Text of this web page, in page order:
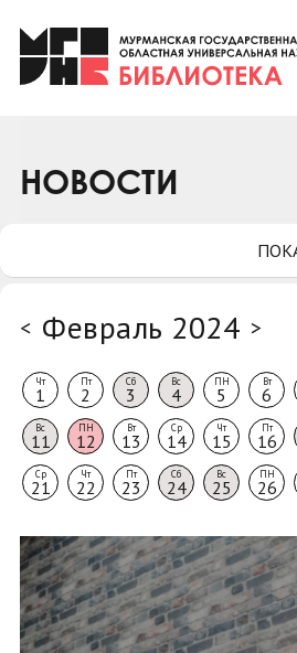
Клуб «Гиря и
Клуб «Семейный
Коллегам
НОВОСТИ
< Февраль 2024 >
Чт
1
Пт
2
Сб
3
Вс
4
ПН
5
Вт
6
Вс
11
ПН
12
Вт
13
Ср
14
Чт
15
Пт
16
Ср
21
Чт
22
Пт
23
Сб
24
Вс
25
ПН
26